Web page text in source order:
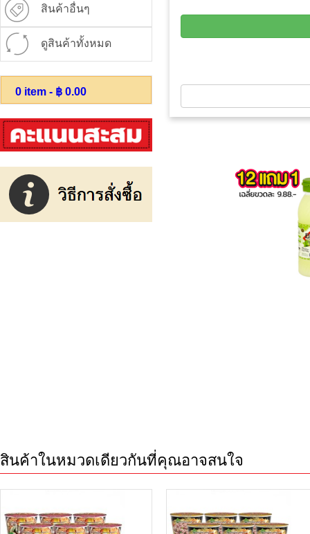
สินค้าอื่นๆ
ดูสินค้าทั้งหมด
0 item - ฿ 0.00
สินค้าในหมวดเดียวกันที่คุณอาจสนใจ